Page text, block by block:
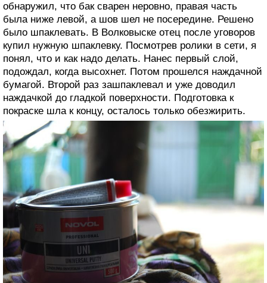
обнаружил, что бак сварен неровно, правая часть
была ниже левой, а шов шел не посередине. Решено
было шпаклевать. В Волковыске отец после уговоров
купил нужную шпаклевку. Посмотрев ролики в сети, я
понял, что и как надо делать. Нанес первый слой,
подождал, когда высохнет. Потом прошелся наждачной
бумагой. Второй раз зашпаклевал и уже доводил
наждачкой до гладкой поверхности. Подготовка к
покраске шла к концу, осталось только обезжирить.